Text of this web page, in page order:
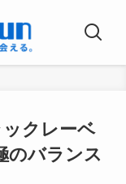
クレーベ
のバランス